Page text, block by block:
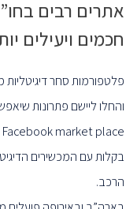
אתרים רבים
חכמים ויעילים
פלטפורמות סחר
והחלו ליישם פתרונות
בקלות עם המכשירים
הרכב.